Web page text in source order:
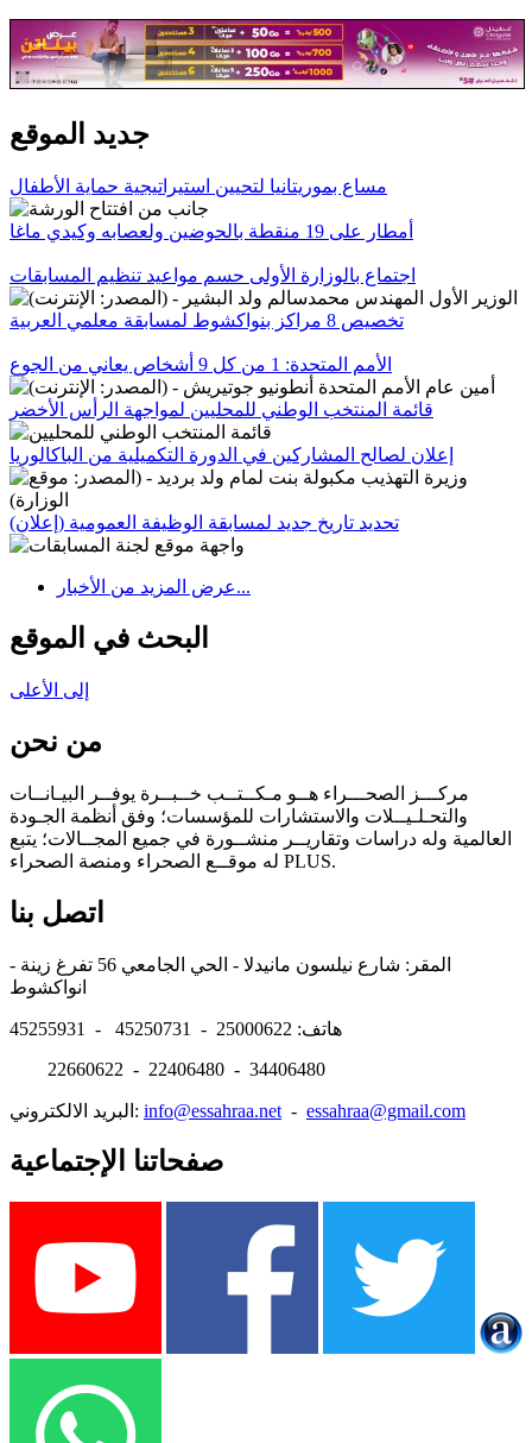
جديد الموقع
مساع بموريتانيا لتحيين استيراتيجية حماية الأطفال
أمطار على 19 منقطة بالحوضين ولعصابه وكيدي ماغا
اجتماع بالوزارة الأولى حسم مواعيد تنظيم المسابقات
تخصيص 8 مراكز بنواكشوط لمسابقة معلمي العربية
الأمم المتحدة: 1 من كل 9 أشخاص يعاني من الجوع
قائمة المنتخب الوطني للمحليين لمواجهة الرأس الأخضر
إعلان لصالح المشاركين في الدورة التكميلية من الباكالوريا
تحديد تاريخ جديد لمسابقة الوظيفة العمومية (إعلان)
عرض المزيد من الأخبار...
البحث في الموقع
إلى الأعلى
من نحن
مركـــز الصحـــراء هــو مـكــتــب خــبــرة يوفــر البيـانــات
والتحـلـيــلات والاستشارات للمؤسسات؛ وفق أنظمة الجـودة
العالمية وله دراسات وتقاريــر منشــورة في جميع المجــالات؛ يتبع
له موقــع الصحراء ومنصة الصحراء PLUS.
اتصل بنا
المقر: شارع نيلسون مانيدلا - الحي الجامعي 56 تفرغ زينة -
هاتف: 25000622 - 45250731 - 45255931
22660622 - 22406480 - 34406480
البريد الالكتروني: info@essahraa.net - essahraa@gmail.com
صفحاتنا الإجتماعية